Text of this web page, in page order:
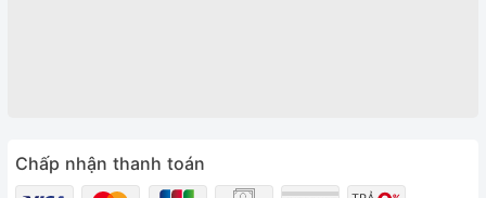
Chấp nhận thanh toán